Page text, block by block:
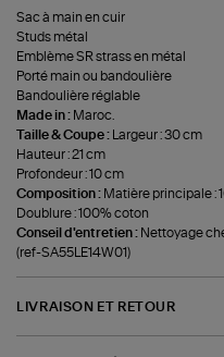
Sac à main en cuir
Studs métal
Emblème SR strass en métal
Porté main ou bandoulière
Bandoulière réglable
Made in : Maroc.
Taille & Coupe :
Largeur : 30 cm
Hauteur : 21 cm
Profondeur : 10 cm
Composition : Matière principale :
Doublure : 100% coton
Conseil d'entretien : Nettoyage
(ref-SA55LE14W01)
LIVRAISON ET RETOUR